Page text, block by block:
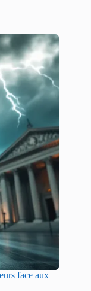
face aux